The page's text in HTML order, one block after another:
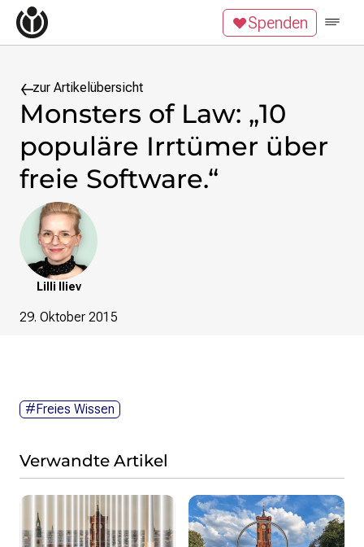
Zum Inhalt überspringen
Wikipedia unterstützen
Spenden
Mitmachen
News
Blog
Veranstaltungen
Publikationen
Tech News
Podcast
Themen
Digitales Ehrenamt
Freie Inhalte
Projekte
Wikipedia
Wikidata
Wikimedia Commons
Initiativen für freies Wisses
Spenden
zur Artikelübersicht
Monsters of Law: „10
populäre Irrtümer über
freie Software.“
Lilli Iliev
29. Oktober 2015
#Freies Wissen
Verwandte Artikel